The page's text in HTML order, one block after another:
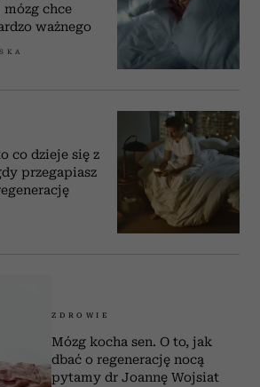
chce
ważnego
co dzieje się z
przegapiasz
ZDROWIE
Mózg kocha sen. O to, jak
dbać o regenerację nocą
pytamy dr Joannę Wojsiat